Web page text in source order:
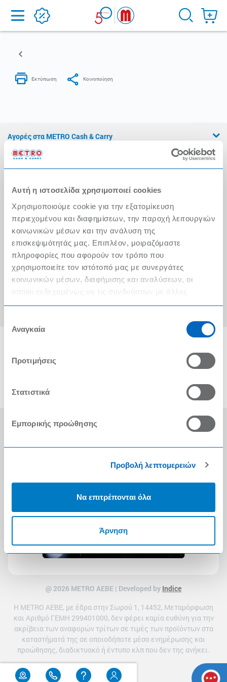
Αυτή η ιστοσελίδα χρησιμοποιεί cookies
Χρησιμοποιούμε cookie για την εξατομίκευση
περιεχομένου και διαφημίσεων, την παροχή λειτουργιών
κοινωνικών μέσων και την ανάλυση της
επισκεψιμότητάς μας. Επιπλέον, μοιραζόμαστε
πληροφορίες που αφορούν τον τρόπο που
χρησιμοποιείτε τον ιστότοπό μας με συνεργάτες
κοινωνικών μέσων, διαφήμισης και αναλύσεων, οι
οποίοι ενδεχομένως να τις συνδυάσουν με άλλες
πληροφορίες που τους έχετε παραχωρήσει ή τις οποίες
των υπηρεσιών τους.
συγκατάθεσης
Αναγκαία
Προτιμήσεις
Στατιστικά
Εμπορικής προώθησης
Προβολή λεπτομερειών
Να επιτρέπονται όλα
Άρνηση
Home
Αγορές στα METRO Cash & Carry
Εμπειρία METRO Cash & Carry
Η Αλυσίδα
Press Kit
Ο λογαριασμός μου
Τα METRO Cash & Carry δίπλα σας
Εταιρική Κοινωνική Ευθύνη
METRO ΑΕΒΕ
@ 2026 ΜETRO AEBE | Developed by Indice
Η METRO ΑΕΒΕ, με έδρα στην Σωρού 1, 14452, Μεταμόρφωση
και Αριθμό ΓΕΜΗ 299401000, δεν φέρει καμία ευθύνη για την
ακρίβεια των αναφορών τρίτων σε τιμές των προϊόντων στα
καταστήματά της σε οποιοδήποτε μέσο ενημέρωσης και
προώθησης, διαδικτυακό ή έντυπο κλπ που δεν της ανήκει.